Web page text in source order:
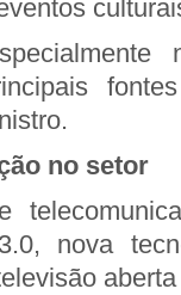
no setor
nova